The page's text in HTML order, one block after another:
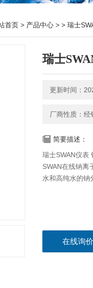
首页 > 产品中心 > > 瑞士
瑞士
更新时间：
厂商性质：经
简要描述：
瑞士SWAN仪表
SWAN在线钠离
水和高纯水的钠
在线询价